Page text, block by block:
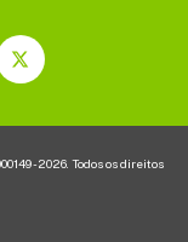
- 2026. Todos os direitos